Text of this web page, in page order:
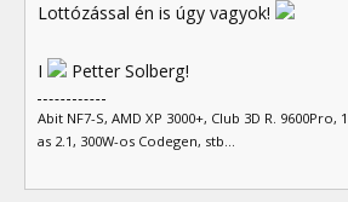
Lottózással én is úgy vagyok!
I Petter Solberg!
Abit NF7-S, AMD XP 3000+, Club 3D R. 9600Pro,
as 2.1, 300W-os Codegen, stb...